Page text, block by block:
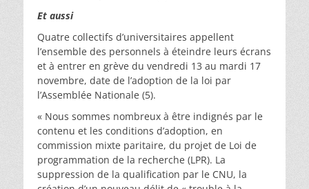
Et aussi
Quatre collectifs d’universitaires appellent
l’ensemble des personnels à éteindre leurs écrans
et à entrer en grève du vendredi 13 au mardi 17
novembre, date de l’adoption de la loi par
l’Assemblée Nationale (5).
« Nous sommes nombreux à être indignés par le
contenu et les conditions d’adoption, en
commission mixte paritaire, du projet de Loi de
programmation de la recherche (LPR). La
suppression de la qualification par le CNU, la